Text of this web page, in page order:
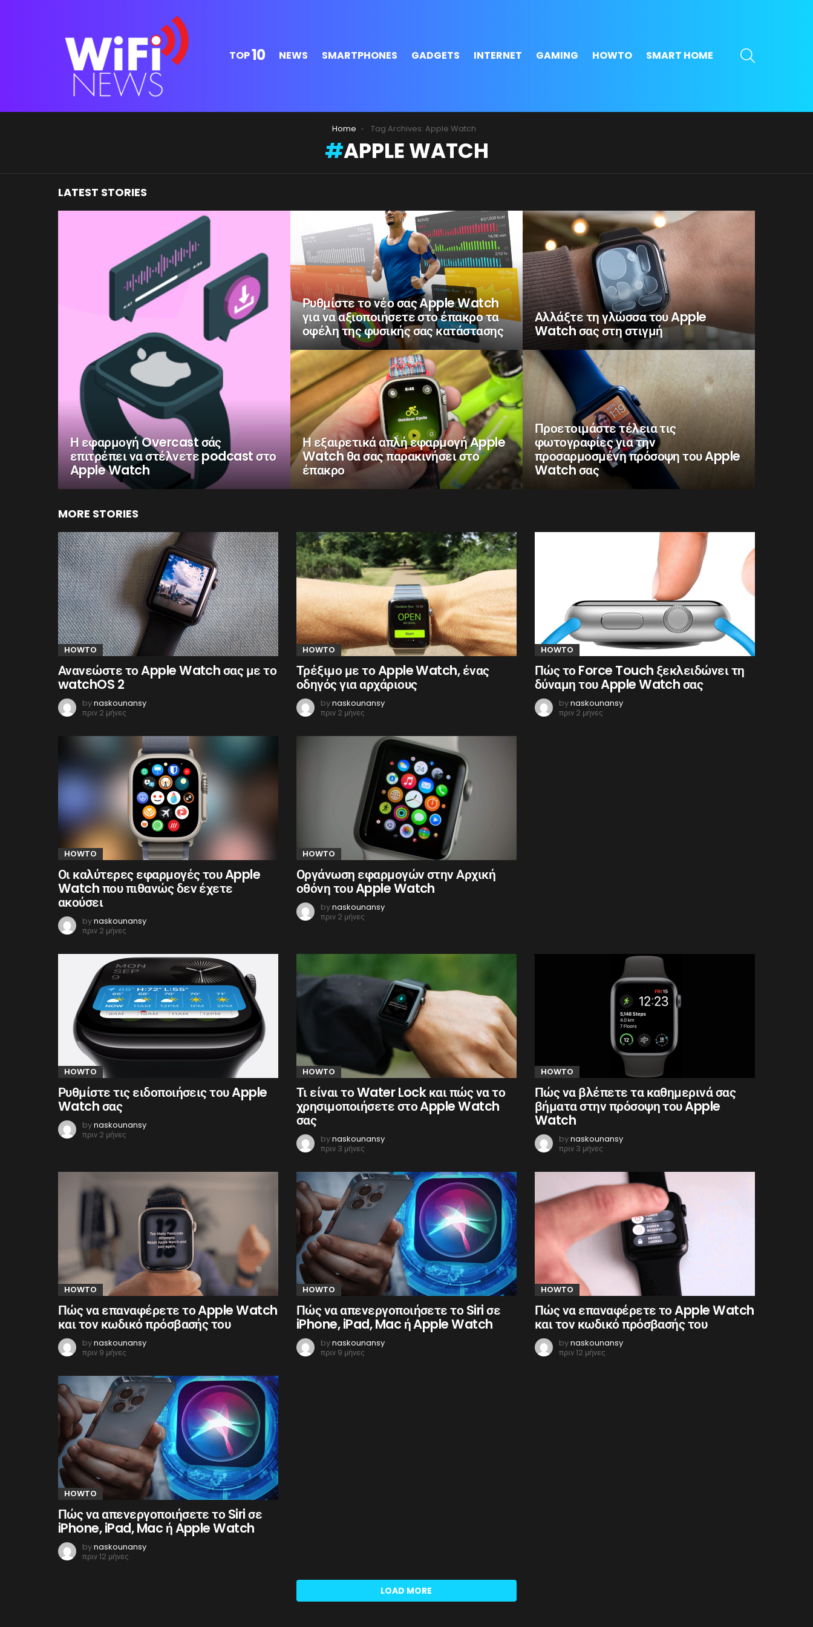
TOP10 NEWS SMARTPHONES GADGETS INTERNET GAMING HOWTO SMART HOME
Home Tag Archives: Apple Watch
APPLE WATCH
LATEST STORIES
Η εφαρμογή Overcast σάς
επιτρέπει να στέλνετε podcast στο
Apple Watch
Ρυθμίστε το νέο σας Apple Watch
για να αξιοποιήσετε στο έπακρο τα
οφέλη της φυσικής σας κατάστασης
Αλλάξτε τη γλώσσα του Apple
Watch σας στη στιγμή
Η εξαιρετικά απλή εφαρμογή Apple
Watch θα σας παρακινήσει στο
έπακρο
Προετοιμάστε τέλεια τις
φωτογραφίες για την
προσαρμοσμένη πρόσοψη του Apple
Watch σας
MORE STORIES
HOWTO
Ανανεώστε το Apple Watch σας με το
watchOS 2
bynaskounansy
πριν 2 μήνες
HOWTO
Τρέξιμο με το Apple Watch, ένας
οδηγός για αρχάριους
bynaskounansy
πριν 2 μήνες
HOWTO
Πώς το Force Touch ξεκλειδώνει τη
δύναμη του Apple Watch σας
bynaskounansy
πριν 2 μήνες
HOWTO
Οι καλύτερες εφαρμογές του Apple
Watch που πιθανώς δεν έχετε
ακούσει
bynaskounansy
πριν 2 μήνες
HOWTO
Οργάνωση εφαρμογών στην Αρχική
οθόνη του Apple Watch
bynaskounansy
πριν 2 μήνες
HOWTO
Ρυθμίστε τις ειδοποιήσεις του Apple
Watch σας
bynaskounansy
πριν 2 μήνες
HOWTO
Τι είναι το Water Lock και πώς να το
χρησιμοποιήσετε στο Apple Watch
σας
bynaskounansy
πριν 3 μήνες
HOWTO
Πώς να βλέπετε τα καθημερινά σας
βήματα στην πρόσοψη του Apple
Watch
bynaskounansy
πριν 3 μήνες
HOWTO
Πώς να επαναφέρετε το Apple Watch
και τον κωδικό πρόσβασής του
bynaskounansy
πριν 9 μήνες
HOWTO
Πώς να απενεργοποιήσετε το Siri σε
iPhone, iPad, Mac ή Apple Watch
bynaskounansy
πριν 9 μήνες
HOWTO
Πώς να επαναφέρετε το Apple Watch
και τον κωδικό πρόσβασής του
bynaskounansy
πριν 12 μήνες
HOWTO
Πώς να απενεργοποιήσετε το Siri σε
iPhone, iPad, Mac ή Apple Watch
bynaskounansy
πριν 12 μήνες
LOAD MORE